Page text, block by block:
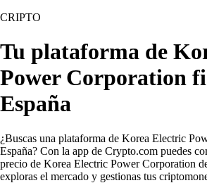
CRIPTO
Tu plataforma de
Power Corporation
España
¿Buscas una plataforma de Korea Electric
España? Con la app de Crypto.com puedes
precio de Korea Electric Power Corporation
exploras el mercado y gestionas tus